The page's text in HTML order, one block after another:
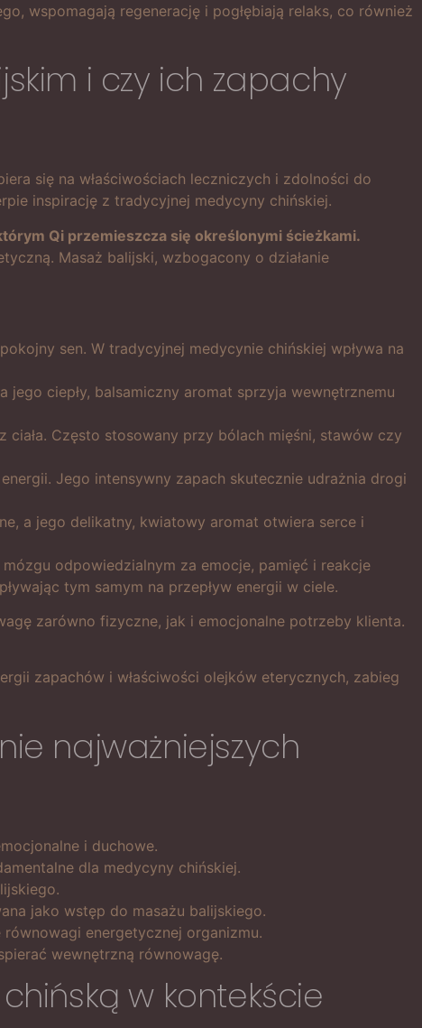
wspomagają regenerację i pogłębiają relaks, co również
i czy ich zapachy
się na właściwościach leczniczych i zdolności do
inspirację z tradycyjnej medycyny chińskiej.
Qi przemieszcza się określonymi ścieżkami.
Masaż balijski, wzbogacony o działanie
sen. W tradycyjnej medycynie chińskiej wpływa na
jego ciepły, balsamiczny aromat sprzyja wewnętrznemu
Często stosowany przy bólach mięśni, stawów czy
Jego intensywny zapach skutecznie udrażnia drogi
a jego delikatny, kwiatowy aromat otwiera serce i
odpowiedzialnym za emocje, pamięć i reakcje
tym samym na przepływ energii w ciele.
zarówno fizyczne, jak i emocjonalne potrzeby klienta.
zapachów i właściwości olejków eterycznych, zabieg
najważniejszych
i duchowe.
dla medycyny chińskiej.
jako wstęp do masażu balijskiego.
energetycznej organizmu.
wewnętrzną równowagę.
w kontekście